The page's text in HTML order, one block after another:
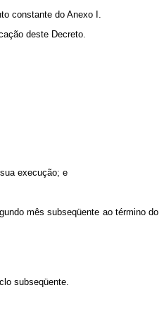
constante do Anexo I.
deste Decreto.
execução; e
mês subseqüente ao término do
subseqüente.